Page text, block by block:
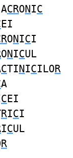
CRONIC
EI
ONICI
ONICUL
CTINICILOR
A
CEI
RICI
ICUL
R